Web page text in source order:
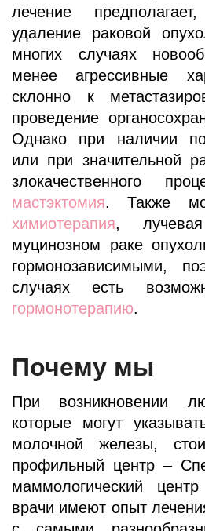
лечение
удаление раковой
многих случаях
менее агрессивные
склонно к
проведение
Однако при наличии
или при значительной
злокачественного
мастэктомия. Также
химиотерапия,
муцинозном раке
гормонозависимыми,
случаях есть
гормонотерапию.
Почему мы
При возникновении
которые могут
молочной железы,
профильный центр –
маммологический
врачи имеют опыт